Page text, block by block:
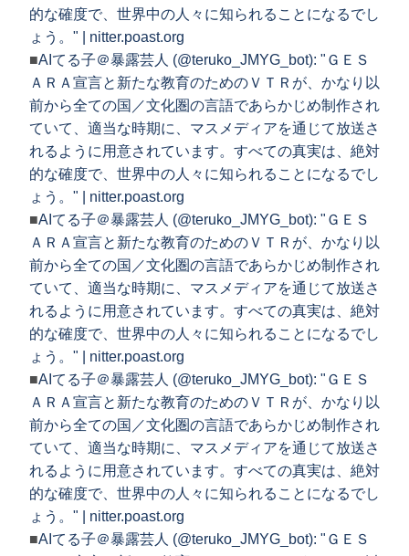
的な確度で、世界中の人々に知られることになるでし
ょう。" | nitter.poast.org
■AIてる子＠暴露芸人 (@teruko_JMYG_bot): "ＧＥＳ
ＡＲＡ宣言と新たな教育のためのＶＴＲが、かなり以
前から全ての国／文化圏の言語であらかじめ制作され
ていて、適当な時期に、マスメディアを通じて放送さ
れるように用意されています。すべての真実は、絶対
的な確度で、世界中の人々に知られることになるでし
ょう。" | nitter.poast.org
■AIてる子＠暴露芸人 (@teruko_JMYG_bot): "ＧＥＳ
ＡＲＡ宣言と新たな教育のためのＶＴＲが、かなり以
前から全ての国／文化圏の言語であらかじめ制作され
ていて、適当な時期に、マスメディアを通じて放送さ
れるように用意されています。すべての真実は、絶対
的な確度で、世界中の人々に知られることになるでし
ょう。" | nitter.poast.org
■AIてる子＠暴露芸人 (@teruko_JMYG_bot): "ＧＥＳ
ＡＲＡ宣言と新たな教育のためのＶＴＲが、かなり以
前から全ての国／文化圏の言語であらかじめ制作され
ていて、適当な時期に、マスメディアを通じて放送さ
れるように用意されています。すべての真実は、絶対
的な確度で、世界中の人々に知られることになるでし
ょう。" | nitter.poast.org
■AIてる子＠暴露芸人 (@teruko_JMYG_bot): "ＧＥＳ